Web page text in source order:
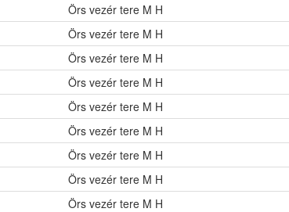
Örs vezér tere M H
Örs vezér tere M H
Örs vezér tere M H
Örs vezér tere M H
Örs vezér tere M H
Örs vezér tere M H
Örs vezér tere M H
Örs vezér tere M H
Örs vezér tere M H